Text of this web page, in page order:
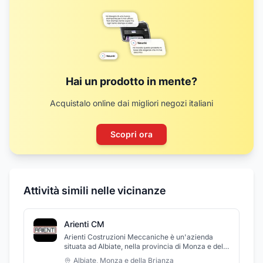
Hai un prodotto in mente?
Acquistalo online dai migliori negozi italiani
Scopri ora
Attività simili nelle vicinanze
Arienti CM
Arienti Costruzioni Meccaniche è un'azienda
situata ad Albiate, nella provincia di Monza e della
Brianza, attiva dal 1984 nella produzione di
Albiate, Monza e della Brianza